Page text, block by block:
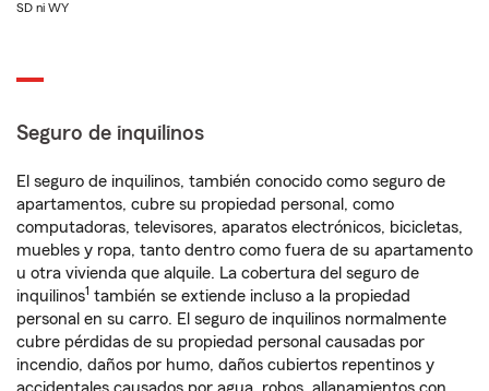
SD ni WY
Seguro de inquilinos
El seguro de inquilinos, también conocido como seguro de
apartamentos, cubre su propiedad personal, como
computadoras, televisores, aparatos electrónicos, bicicletas,
muebles y ropa, tanto dentro como fuera de su apartamento
u otra vivienda que alquile. La cobertura del seguro de
inquilinos1 también se extiende incluso a la propiedad
personal en su carro. El seguro de inquilinos normalmente
cubre pérdidas de su propiedad personal causadas por
incendio, daños por humo, daños cubiertos repentinos y